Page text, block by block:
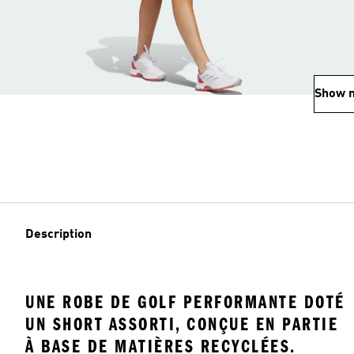
Show
Description
UNE ROBE DE GOLF PERFORMANTE DOTÉ
UN SHORT ASSORTI, CONÇUE EN PARTIE
À BASE DE MATIÈRES RECYCLÉES.